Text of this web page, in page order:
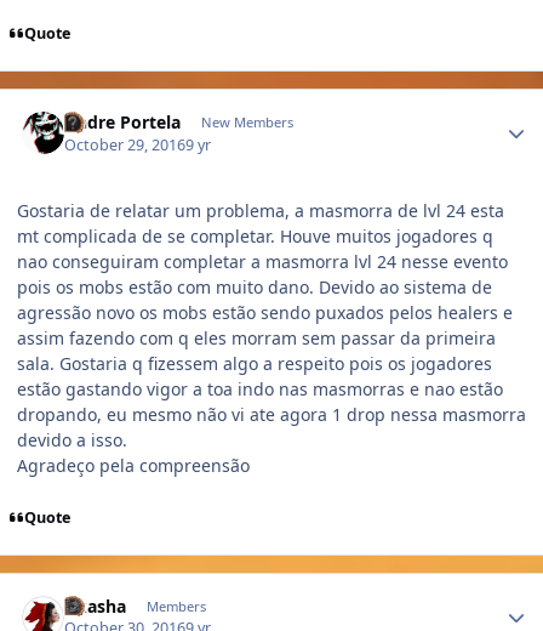
Quote
Andre Portela New Members
October 29, 20169 yr
Gostaria de relatar um problema, a masmorra de lvl 24 esta
mt complicada de se completar. Houve muitos jogadores q
nao conseguiram completar a masmorra lvl 24 nesse evento
pois os mobs estão com muito dano. Devido ao sistema de
agressão novo os mobs estão sendo puxados pelos healers e
assim fazendo com q eles morram sem passar da primeira
sala. Gostaria q fizessem algo a respeito pois os jogadores
estão gastando vigor a toa indo nas masmorras e nao estão
dropando, eu mesmo não vi ate agora 1 drop nessa masmorra
devido a isso.
Agradeço pela compreensão
Quote
Akasha Members